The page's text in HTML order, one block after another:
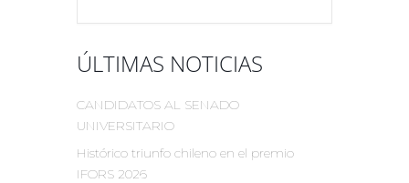
ÚLTIMAS NOTICIAS
CANDIDATOS AL SENADO
UNIVERSITARIO
Histórico triunfo chileno en el premio
IFORS 2026